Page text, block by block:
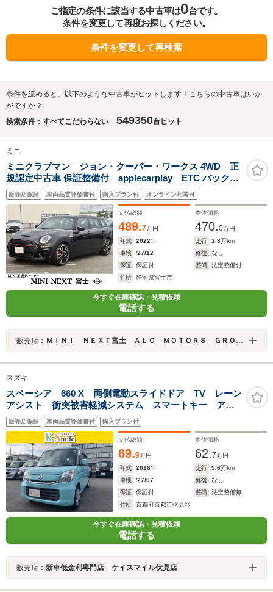
ご指定の条件に該当する中古車は0台です。
条件を変更して再度お探しください。
条件を変更して再検索
条件を緩めると、以下のような中古車がヒットします！こちらの中古車はいか
がですか？
検索条件：すべてこだわらない
549350台ヒット
ミニ
ミニクラブマン ジョン・クーパー・ワークス 4WD 正
規認定中古車 保証整備付 applecarplay ETC バックカ
メラ 衝突軽減ブレーキ アイドリングストップ 障害物ソナ
ー アクティブクルコン LEDライト 純正ホイール
販売店保証 車両品質評価書付 購入プラン付 オンライン相談可
支払総額
489.7万円
本体価格
470.0万円
年式
2022年 走行 1.3万km
車検
'27/12 修復
なし
保証
保証付 整備
法定整備付
住所
静岡県富士市
今すぐ在庫確認・見積依頼
電話する
販売店： ＭＩＮＩ ＮＥＸＴ富士 ＡＬＣ ＭＯＴＯＲＳ ＧＲＯＵＰ
スズキ
スペーシア 660 X 両側電動スライドドア TV レーン
アシスト 衝突被害軽減システム スマートキー アイ
ドリングストップ 電動格納ミラー シートヒーター
ベンチシート CVT 盗難防止システム ABS ESC
販売店保証 車両品質評価書付 購入プラン付
支払総額
69.9万円
本体価格
62.7万円
年式
2016年 走行 5.6万km
車検
'27/07 修復
なし
保証
保証付 整備
法定整備無
住所
京都府京都市伏見区
今すぐ在庫確認・見積依頼
電話する
販売店： 新車低金利専門店 ケイスマイル伏見店